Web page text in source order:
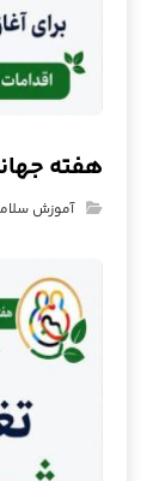
هفته
آموزش